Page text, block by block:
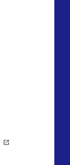
open_in_new